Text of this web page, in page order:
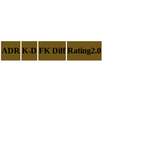
ADR K-D FK Diff Rating2.0